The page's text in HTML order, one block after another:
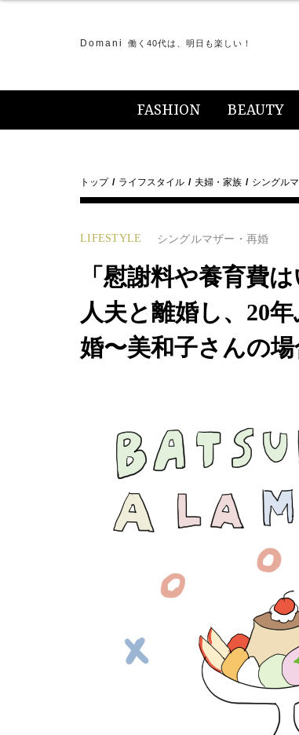
Domani 働く40代は、明日も楽しい！
FASHION BEAUTY
トップ ライフスタイル 夫婦・家族 シングル
LIFESTYLE シングルマザー・再婚
「慰謝料や養育費
人夫と離婚し、20
婚〜美和子さんの場